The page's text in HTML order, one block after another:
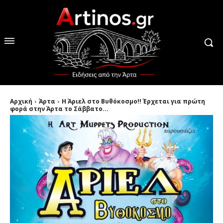
Αρχική Άρτα
H Άριελ στο Βυθόκοσμo!! Έρχεται για πρώτη
φορά στην Άρτα το Σάββατο...